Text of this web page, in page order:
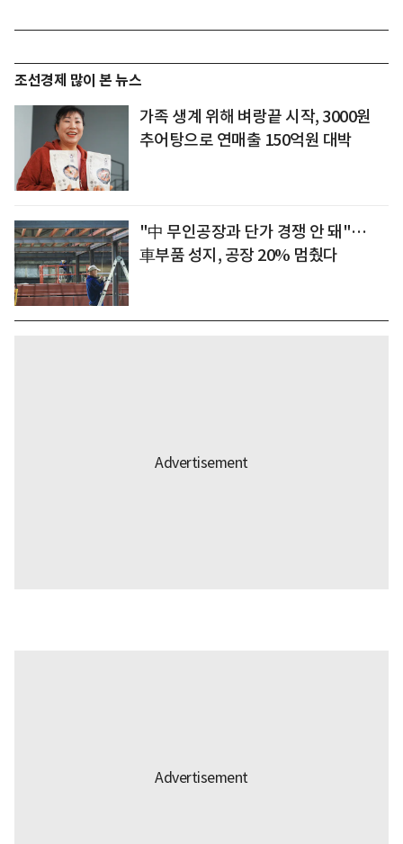
조선경제 많이 본 뉴스
가족 생계 위해 벼랑끝 시작, 3000원
추어탕으로 연매출 150억원 대박
"中 무인공장과 단가 경쟁 안 돼"…
車부품 성지, 공장 20% 멈췄다